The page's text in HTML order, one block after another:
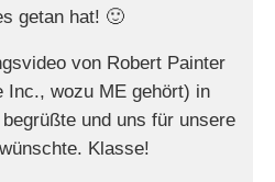
getan hat! 🙂
von Robert Painter
Inc., wozu ME gehört) in
und uns für unsere
Klasse!